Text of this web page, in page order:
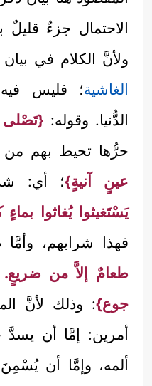
الاحتمال جزءٌ قليلٌ
ولأنَّ الكلام في
الغاشية؛ فليس
الدُّنيا. وقوله: {تَصْلى
حرُّها تحيط بهم
عينٍ آنيةٍ}؛ أي:
يَسْتَغيثوا يُغاثوا
فهذا شرابهم، وأمَّا
طعامٌ إلاَّ من
جوع}: وذلك لأنَّ
أمرين: إمَّا أن
ألمه، وإمَّا أن